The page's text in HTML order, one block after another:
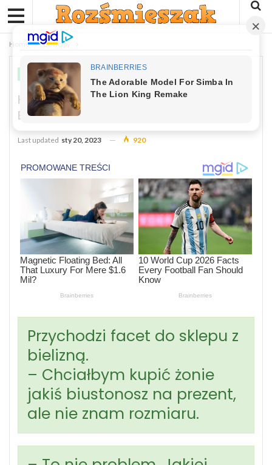
Home Dowcipy
DOWCIPY
Kawał: Przychodzi Facet Do Sklepu Z
Bielizną
Last updated sty 20, 2023 920
Przychodzi facet do sklepu z
bielizną.
– Chciałbym kupić żonie
jakiś biustonosz na prezent,
ale nie znam rozmiaru.